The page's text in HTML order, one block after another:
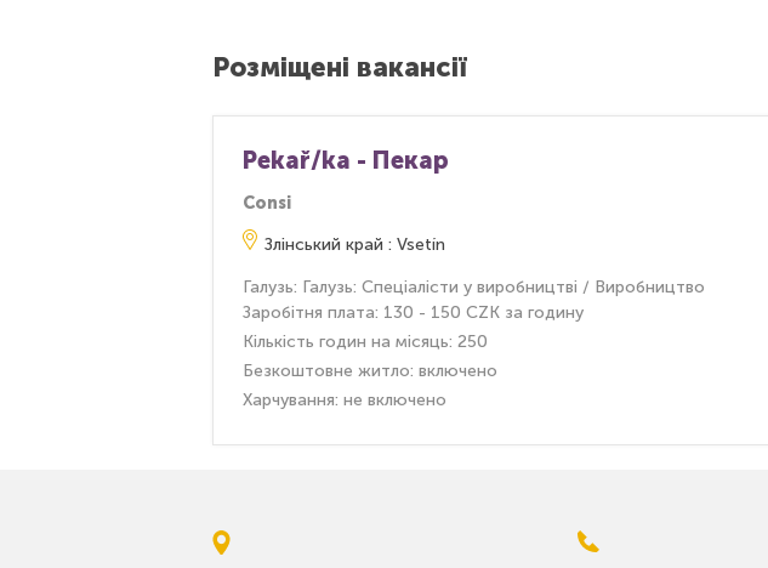
Розміщені вакансії
Pekař/ka - Пекар
Consi
Злінський край : Vsetín
Галузь: Галузь: Спеціалісти у виробництві / Виробництво
Заробітня плата: 130 - 150 CZK за годину
Кількість годин на місяць: 250
Безкоштовне житло: включено
Харчування: не включено